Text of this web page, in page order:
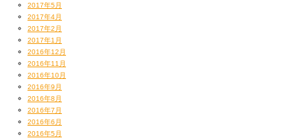
2017年5月
2017年4月
2017年2月
2017年1月
2016年12月
2016年11月
2016年10月
2016年9月
2016年8月
2016年7月
2016年6月
2016年5月